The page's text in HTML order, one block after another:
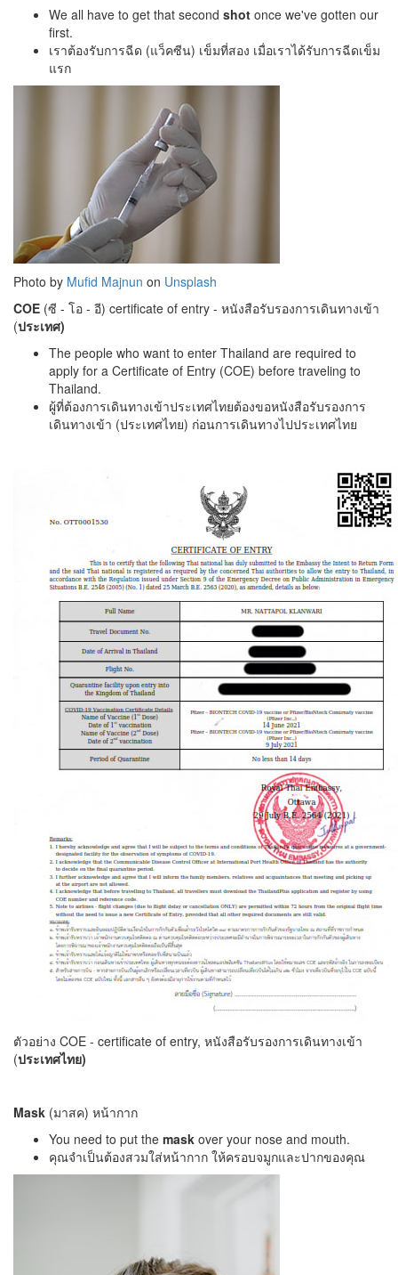
We all have to get that second shot once we've gotten our
first.
เราต้องรับการฉีด (แว็คซีน) เข็มที่สอง เมื่อเราได้รับการฉีดเข็ม
แรก
Photo by Mufid Majnun on Unsplash
COE (ซี - โอ - อี) certificate of entry - หนังสือรับรองการเดินทางเข้า
(ประเทศ)
The people who want to enter Thailand are required to
apply for a Certificate of Entry (COE) before traveling to
Thailand.
ผู้ที่ต้องการเดินทางเข้าประเทศไทยต้องขอหนังสือรับรองการ
เดินทางเข้า (ประเทศไทย) ก่อนการเดินทางไปประเทศไทย
ตัวอย่าง COE - certificate of entry, หนังสือรับรองการเดินทางเข้า
(ประเทศไทย)
Mask (มาสค) หน้ากาก
You need to put the mask over your nose and mouth.
คุณจำเป็นต้องสวมใส่หน้ากาก ให้ครอบจมูกและปากของคุณ